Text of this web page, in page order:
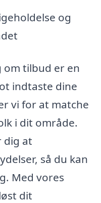
og
om tilbud er en
indtaste dine
vi for at matche
i dit område.
dig at
så du kan
Med vores
dit